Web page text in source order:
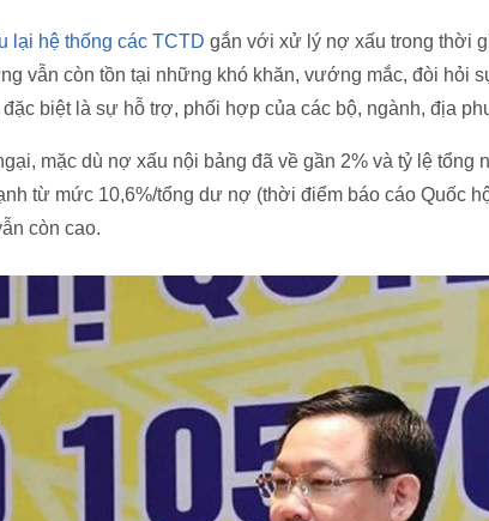
lại hệ thống các TCTD gắn với xử lý nợ xấu trong thời
vẫn còn tồn tại những khó khăn, vướng mắc, đòi hỏi
biệt là sự hỗ trợ, phối hợp của các bộ, ngành, địa
mặc dù nợ xấu nội bảng đã về gần 2% và tỷ lệ tổng
từ mức 10,6%/tổng dư nợ (thời điểm báo cáo Quốc
còn cao.